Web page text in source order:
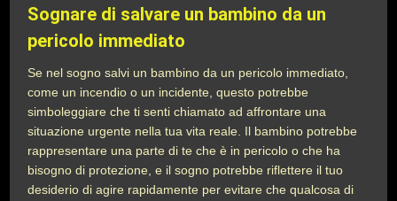
Sognare di salvare un bambino da un
pericolo immediato
Se nel sogno salvi un bambino da un pericolo immediato,
come un incendio o un incidente, questo potrebbe
simboleggiare che ti senti chiamato ad affrontare una
situazione urgente nella tua vita reale. Il bambino potrebbe
rappresentare una parte di te che è in pericolo o che ha
bisogno di protezione, e il sogno potrebbe riflettere il tuo
desiderio di agire rapidamente per evitare che qualcosa di